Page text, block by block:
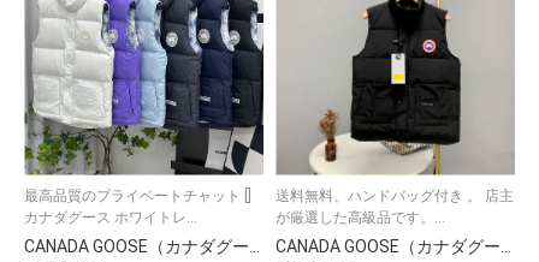
最高品質のプライベートチャット []
カナダグース ホワイトレ...
送料無料、ハンドバッグ付き 。 店主
が厳選した高級品です。...